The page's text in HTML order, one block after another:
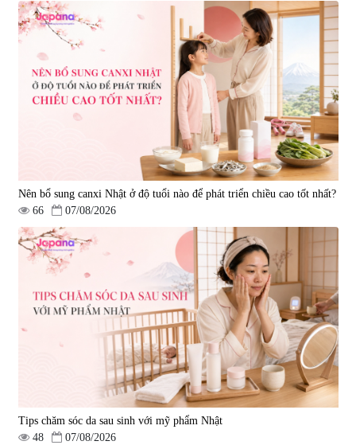
Nên bổ sung canxi Nhật ở độ tuổi nào để phát triển chiều cao tốt nhất?
66
07/08/2026
Tips chăm sóc da sau sinh với mỹ phẩm Nhật
48
07/08/2026